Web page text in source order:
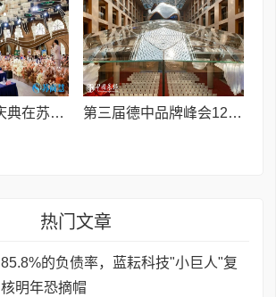
苏商慧七周年庆典在苏州隆重举行 七大联创共启发展新篇章 第三届德中品牌峰会12月将在柏林举办，聚焦人工智能时代品牌全球化发展
热门文章
85.8%的负债率，蓝耘科技"小巨人"复
核明年恐摘帽